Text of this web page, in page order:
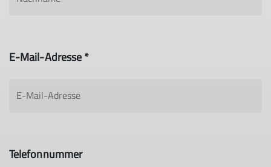
E-Mail-Adresse *
Telefonnummer